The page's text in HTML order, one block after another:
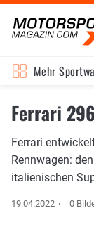
Mehr
Ferrari
Ferrari
Rennwagen:
italienischen
19.04.2022 0